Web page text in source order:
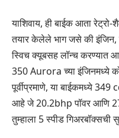
याशिवाय, ही बाईक आता
तयार केलेले भाग जसे की
स्विच क्यूबसह लॉन्च
350 Aurora च्या इंजिनमध्ये
पूर्वीप्रमाणे, या बाईकमध्ये
आहे जे 20.2bhp पॉवर आणि
तुम्हाला 5 स्पीड गिअरबॉक्सची